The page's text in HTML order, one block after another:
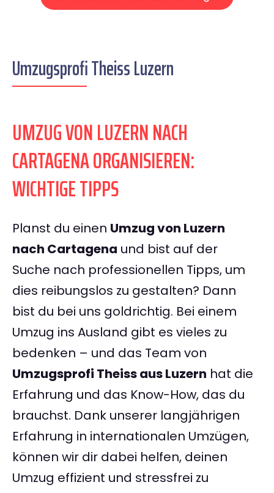
Umzugsprofi Theiss Luzern
UMZUG VON LUZERN NACH
CARTAGENA ORGANISIEREN:
WICHTIGE TIPPS
Planst du einen Umzug von Luzern
nach Cartagena und bist auf der
Suche nach professionellen Tipps, um
dies reibungslos zu gestalten? Dann
bist du bei uns goldrichtig. Bei einem
Umzug ins Ausland gibt es vieles zu
bedenken – und das Team von
Umzugsprofi Theiss aus Luzern hat die
Erfahrung und das Know-How, das du
brauchst. Dank unserer langjährigen
Erfahrung in internationalen Umzügen,
können wir dir dabei helfen, deinen
Umzug effizient und stressfrei zu